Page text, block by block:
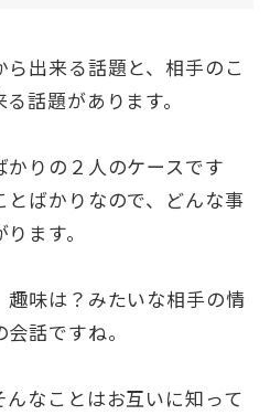
出来る話題と、相手のこ
話題があります。
りの２人のケースです
ばかりなので、どんな事
ます。
味は？みたいな相手の情
話ですね。
なことはお互いに知って